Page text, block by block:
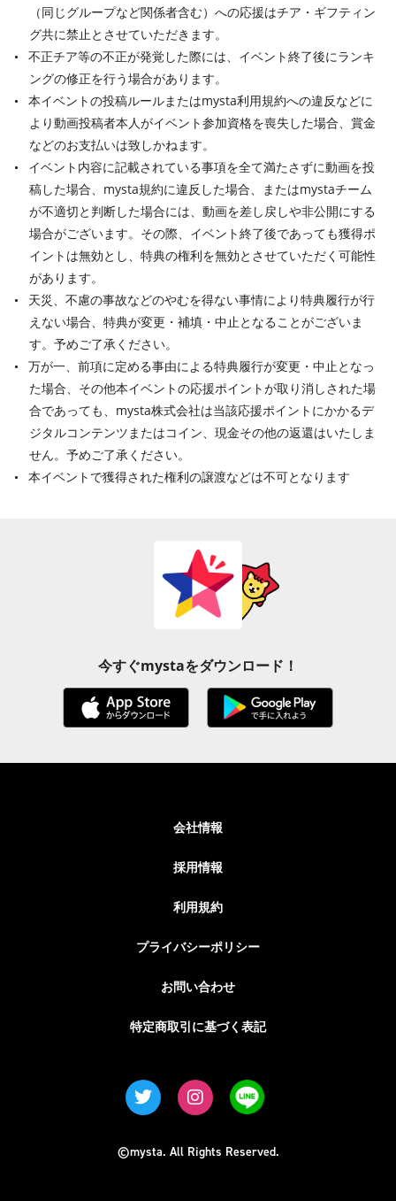
（同じグループなど関係者含む）への応援はチア・ギフティン
グ共に禁止とさせていただきます。
不正チア等の不正が発覚した際には、イベント終了後にランキ
ングの修正を行う場合があります。
本イベントの投稿ルールまたはmysta利用規約への違反などに
より動画投稿者本人がイベント参加資格を喪失した場合、賞金
などのお支払いは致しかねます。
イベント内容に記載されている事項を全て満たさずに動画を投
稿した場合、mysta規約に違反した場合、またはmystaチーム
が不適切と判断した場合には、動画を差し戻しや非公開にする
場合がございます。その際、イベント終了後であっても獲得ポ
イントは無効とし、特典の権利を無効とさせていただく可能性
があります。
天災、不慮の事故などのやむを得ない事情により特典履行が行
えない場合、特典が変更・補填・中止となることがございま
す。予めご了承ください。
万が一、前項に定める事由による特典履行が変更・中止となっ
た場合、その他本イベントの応援ポイントが取り消しされた場
合であっても、mysta株式会社は当該応援ポイントにかかるデ
ジタルコンテンツまたはコイン、現金その他の返還はいたしま
せん。予めご了承ください。
本イベントで獲得された権利の譲渡などは不可となります
今すぐmystaをダウンロード！
会社情報
採用情報
利用規約
プライバシーポリシー
お問い合わせ
特定商取引に基づく表記
©mysta. All Rights Reserved.